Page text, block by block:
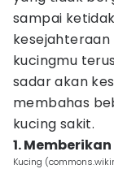
sampai
kesejahteraan
kucingmu
sadar akan
membahas
kucing sakit.
1.
Kucing